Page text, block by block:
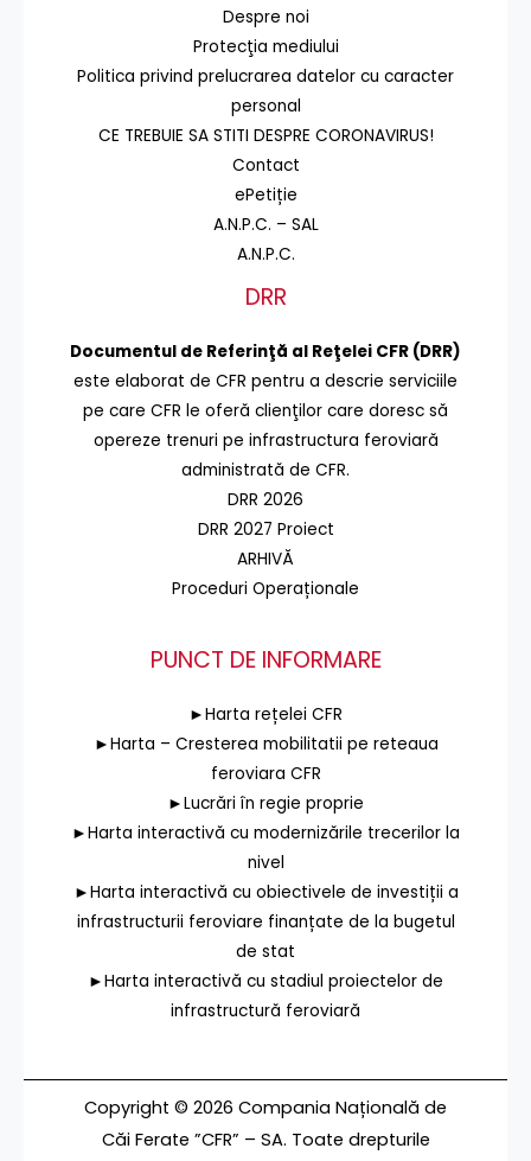
Despre noi
Protecţia mediului
Politica privind prelucrarea datelor cu caracter
personal
CE TREBUIE SA STITI DESPRE CORONAVIRUS!
Contact
ePetiție
A.N.P.C. – SAL
A.N.P.C.
DRR
Documentul de Referinţă al Reţelei CFR (DRR)
este elaborat de CFR pentru a descrie serviciile
pe care CFR le oferă clienţilor care doresc să
opereze trenuri pe infrastructura feroviară
administrată de CFR.
DRR 2026
DRR 2027 Proiect
ARHIVĂ
Proceduri Operaționale
PUNCT DE INFORMARE
►Harta rețelei CFR
►Harta – Cresterea mobilitatii pe reteaua
feroviara CFR
►Lucrări în regie proprie
►Harta interactivă cu modernizările trecerilor la
nivel
►Harta interactivă cu obiectivele de investiții a
infrastructurii feroviare finanțate de la bugetul
de stat
►Harta interactivă cu stadiul proiectelor de
infrastructură feroviară
Copyright © 2026 Compania Națională de
Căi Ferate ”CFR” – SA. Toate drepturile